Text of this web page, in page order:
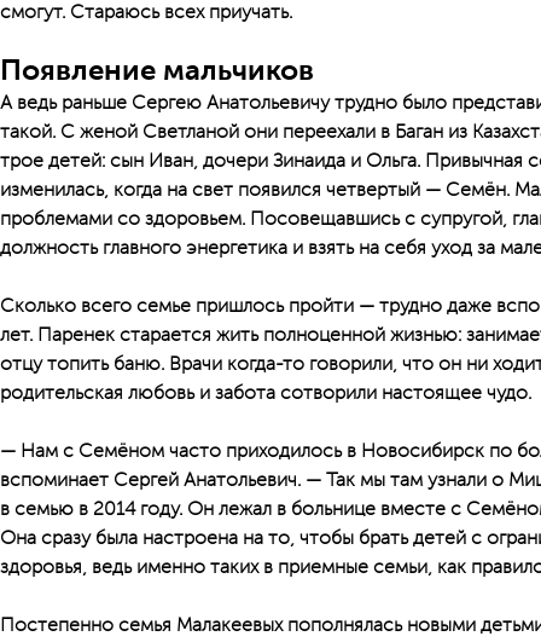
смогут. Стараюсь всех приучать.
Появление мальчиков
А ведь раньше Сергею Анатольевичу трудно было
такой. С женой Светланой они переехали в Баган из
трое детей: сын Иван, дочери Зинаида и Ольга. Привычная
изменилась, когда на свет появился четвертый — Семён.
проблемами со здоровьем. Посовещавшись с супругой,
должность главного энергетика и взять на себя уход за
Сколько всего семье пришлось пройти — трудно даже
лет. Паренек старается жить полноценной жизнью:
отцу топить баню. Врачи когда-то говорили, что он ни
родительская любовь и забота сотворили настоящее чудо.
— Нам с Семёном часто приходилось в Новосибирск по
вспоминает Сергей Анатольевич. — Так мы там узнали о
в семью в 2014 году. Он лежал в больнице вместе с
Она сразу была настроена на то, чтобы брать детей с
здоровья, ведь именно таких в приемные семьи, как
Постепенно семья Малакеевых пополнялась новыми